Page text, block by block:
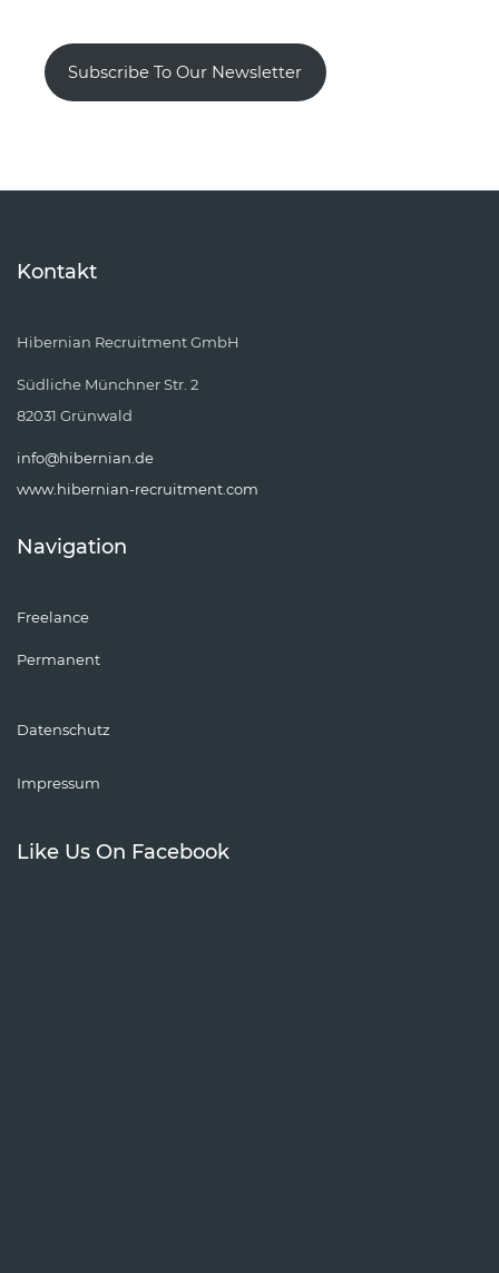
Subscribe To Our Newsletter
Kontakt
Hibernian Recruitment GmbH
Südliche Münchner Str. 2
82031 Grünwald
info@hibernian.de
www.hibernian-recruitment.com
Navigation
Freelance
Permanent
Datenschutz
Impressum
Like Us On Facebook